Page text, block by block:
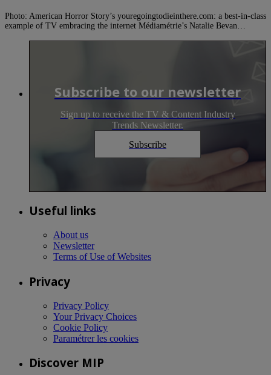
Photo: American Horror Story’s youregoingtodieinthere.com: a best-in-class
example of TV embracing the internet Médiamétrie’s Natalie Bevan…
Subscribe to our newsletter
Sign up to receive the TV & Content Industry
Trends Newsletter.
Subscribe
Useful links
About us
Newsletter
Terms of Use of Websites
Privacy
Privacy Policy
Your Privacy Choices
Cookie Policy
Paramétrer les cookies
Discover MIP